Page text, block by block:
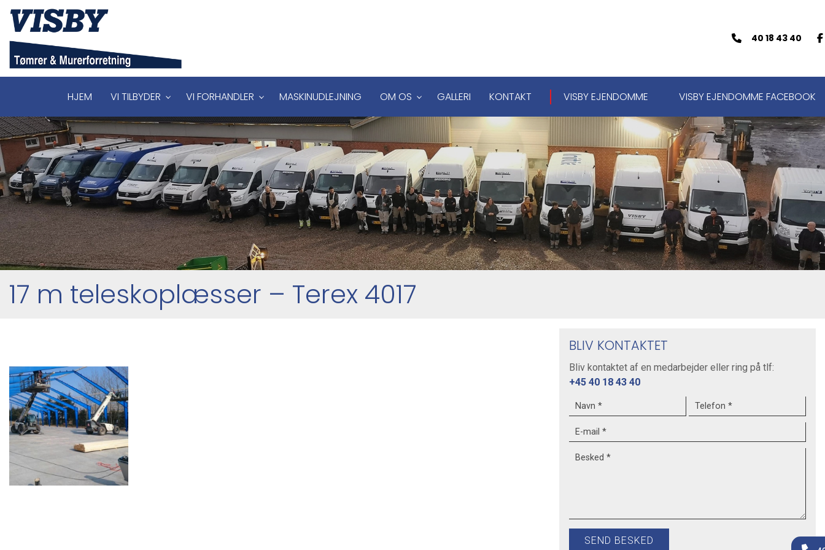
Gå
hovedindhold
40 18 43 40
HJEM VI TILBYDER VI FORHANDLER MASKINUDLEJNING OM OS GALLERI KONTAKT VISBY EJENDOMME VISBY EJENDOMME FACEBOOK
17 m teleskoplæsser – Terex 4017
BLIV KONTAKTET
Bliv kontaktet af en medarbejder eller ring på tlf:
+45 40 18 43 40